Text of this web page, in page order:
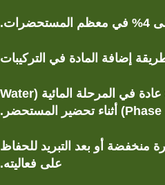
4
% في معظم المستحضرات.
إضافة المادة في التركيبات
المرحلة المائية (Water
Phase)
أثناء تحضير المستحضر.
منخفضة أو بعد التبريد للحفاظ
على فعاليته.